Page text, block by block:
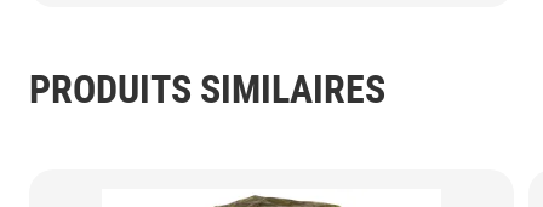
PRODUITS SIMILAIRES